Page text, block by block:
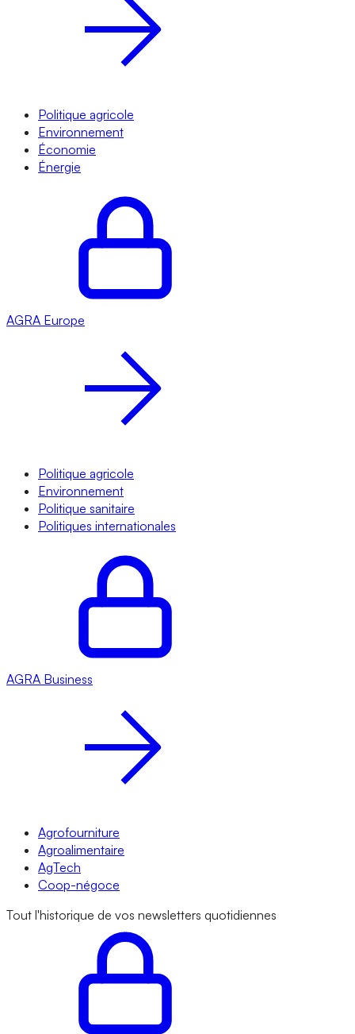
Politique agricole
Environnement
Économie
Énergie
AGRA Europe
Politique agricole
Environnement
Politique sanitaire
Politiques internationales
AGRA Business
Agrofourniture
Agroalimentaire
AgTech
Coop-négoce
Tout l'historique de vos newsletters quotidiennes